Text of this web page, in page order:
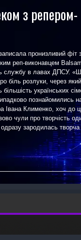
з репером-
пронизливий фіт
реп-виконавцем
службу в лавах ДПСУ.
біль розлуки, через
більшість українських
познайомились
Івана Клименко, хоч до
чули про творчість
зародилась